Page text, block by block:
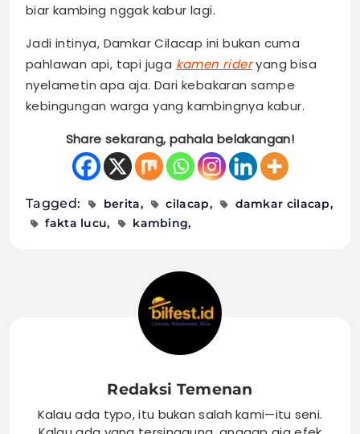
biar kambing nggak kabur lagi.
Jadi intinya, Damkar Cilacap ini bukan cuma
pahlawan api, tapi juga kamen rideryang bisa
nyelametin apa aja. Dari kebakaran sampe
kebingungan warga yang kambingnya kabur.
Share sekarang, pahala belakangan!
Tagged: berita cilacap
damkar cilacap
fakta lucu
kambing
Redaksi Temenan
Kalau ada typo, itu bukan salah kami—itu seni.